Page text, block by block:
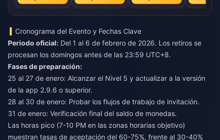
Cronograma del Evento y Fechas Clave
Periodo oficial: Del 1 al 6 de febrero de 2026. Los retiros se
procesan los domingos antes de las 23:59 UTC+8.
Fases de preparación:
25 al 27 de enero: Alcanzar el Nivel 5 y actualizar a la versión
de la app 2.9.6 o superior.
28 al 30 de enero: Probar los flujos de trabajo de invitación.
31 de enero: Verificación final del saldo de monedas.
Las horas pico (7-10 PM en las zonas horarias objetivo)
muestran tasas de aceptación del 60-75%, frente al 30-40%